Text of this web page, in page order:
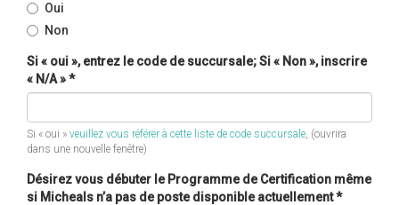
Oui
Non
Si « oui », entrez le code de succursale; Si « Non », inscrire
« N/A »*
Si « oui » veuillez vous référer à cette liste de code succursale, (ouvrira
dans une nouvelle fenêtre)
Désirez vous débuter le Programme de Certification même
si Micheals n’a pas de poste disponible actuellement*